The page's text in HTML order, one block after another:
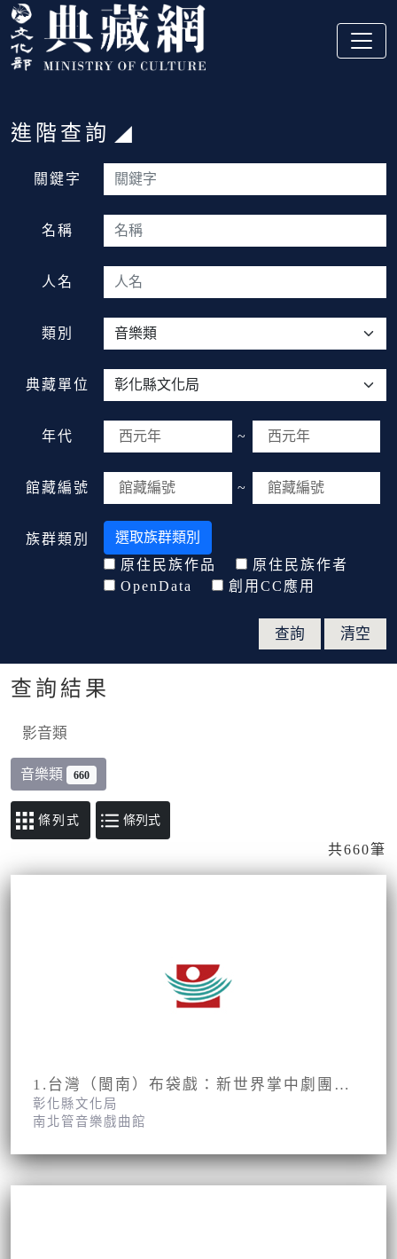
跳到主要內容
:::
:::
進階查詢
關鍵字
名稱
人名
類別
典藏單位
年代 ~
館藏編號 ~
族群類別
選取族群類別
原住民族作品
原住民族作者
OpenData
創用CC應用
查詢結果
影音類
音樂類 660
條列式
共660筆
1.台灣（閩南）布袋戲：新世界掌中劇團第1集第1、2面
彰化縣文化局
南北管音樂戲曲館